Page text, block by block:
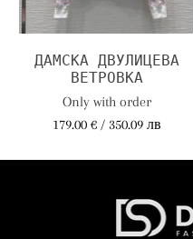
ДАМСКА ДВУЛИЦЕВА
ВЕТРОВКА
Only with order
179.00 € / 350.09 лв